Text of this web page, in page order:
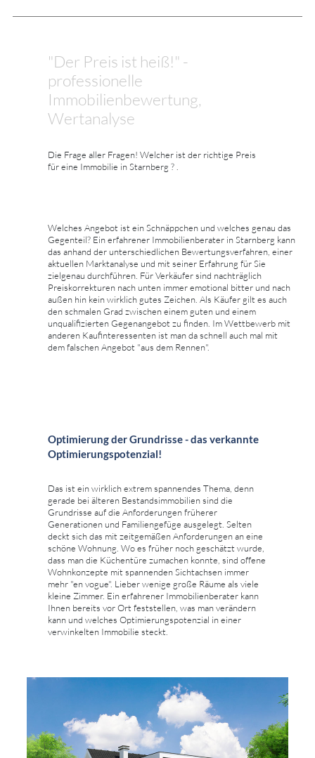
"Der Preis ist heiß!" -
professionelle
Immobilienbewertung,
Wertanalyse
Die Frage aller Fragen! Welcher ist der richtige Preis
für eine Immobilie in Starnberg ? .
Welches Angebot ist ein Schnäppchen und welches genau das
Gegenteil? Ein erfahrener Immobilienberater in Starnberg kann
das anhand der unterschiedlichen Bewertungsverfahren, einer
aktuellen Marktanalyse und mit seiner Erfahrung für Sie
zielgenau durchführen. Für Verkäufer sind nachträglich
Preiskorrekturen nach unten immer emotional bitter und nach
außen hin kein wirklich gutes Zeichen. Als Käufer gilt es auch
den schmalen Grad zwischen einem guten und einem
unqualifizierten Gegenangebot zu finden. Im Wettbewerb mit
anderen Kaufinteressenten ist man da schnell auch mal mit
dem falschen Angebot "aus dem Rennen".
Optimierung der Grundrisse - das verkannte
Optimierungspotenzial!
Das ist ein wirklich extrem spannendes Thema, denn
gerade bei älteren Bestandsimmobilien sind die
Grundrisse auf die Anforderungen früherer
Generationen und Familiengefüge ausgelegt. Selten
deckt sich das mit zeitgemäßen Anforderungen an eine
schöne Wohnung. Wo es früher noch geschätzt wurde,
dass man die Küchentüre zumachen konnte, sind offene
Wohnkonzepte mit spannenden Sichtachsen immer
mehr "en vogue". Lieber wenige große Räume als viele
kleine Zimmer. Ein erfahrener Immobilienberater kann
Ihnen bereits vor Ort feststellen, was man verändern
kann und welches Optimierungspotenzial in einer
verwinkelten Immobilie steckt.